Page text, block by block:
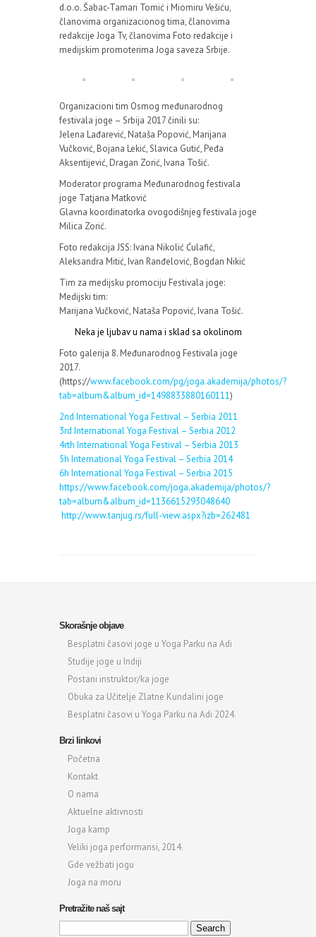
d.o.o. Šabac-Tamari Tomić i Miomiru Vešiću,
članovima organizacionog tima, članovima
redakcije Joga Tv, članovima Foto redakcije i
medijskim promoterima Joga saveza Srbije.
Organizacioni tim Osmog međunarodnog
festivala joge – Srbija 2017 činili su:
Jelena Lađarević, Nataša Popović, Marijana
Vučković, Bojana Lekić, Slavica Gutić, Peđa
Aksentijević, Dragan Zorić, Ivana Tošić.
Moderator programa Međunarodnog festivala
joge Tatjana Matković
Glavna koordinatorka ovogodišnjeg festivala joge
Milica Zorić.
Foto redakcija JSS: Ivana Nikolić Ćulafić,
Aleksandra Mitić, Ivan Ranđelović, Bogdan Nikić
Tim za medijsku promociju Festivala joge:
Medijski tim:
Marijana Vučković, Nataša Popović, Ivana Tošić.
Neka je ljubav u nama i sklad sa okolinom
Foto galerija 8. Međunarodnog Festivala joge
2017.
(https://www.facebook.com/pg/joga.akademija/photos/?
tab=album&album_id=1498833880160111)
2nd International Yoga Festival – Serbia 2011
3rd International Yoga Festival – Serbia 2012
4rth International Yoga Festival – Serbia 2013
5h International Yoga Festival – Serbia 2014
6h International Yoga Festival – Serbia 2015
https://www.facebook.com/joga.akademija/photos/?
tab=album&album_id=1136615293048640
http://www.tanjug.rs/full-view.aspx?izb=262481
Skorašnje objave
Besplatni časovi joge u Yoga Parku na Adi
Studije joge u Indiji
Postani instruktor/ka joge
Obuka za Učitelje Zlatne Kundalini joge
Besplatni časovi u Yoga Parku na Adi 2024.
Brzi linkovi
Početna
Kontakt
O nama
Aktuelne aktivnosti
Joga kamp
Veliki joga performansi, 2014.
Gde vežbati jogu
Joga na moru
Pretražite naš sajt
Search